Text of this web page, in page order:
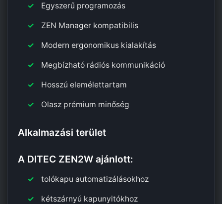
Egyszerű programozás
ZEN Manager kompatibilis
Modern ergonomikus kialakítás
Megbízható rádiós kommunikáció
Hosszú elemélettartam
Olasz prémium minőség
Alkalmazási terület
A DITEC ZEN2W ajánlott:
tolókapu automatizálásokhoz
kétszárnyú kapunyitókhoz